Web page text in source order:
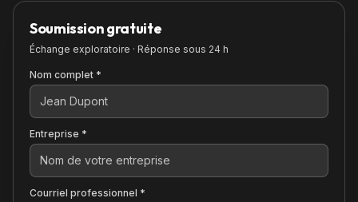
Soumission gratuite
Échange exploratoire · Réponse sous 24 h
Nom complet *
Entreprise *
Courriel professionnel *